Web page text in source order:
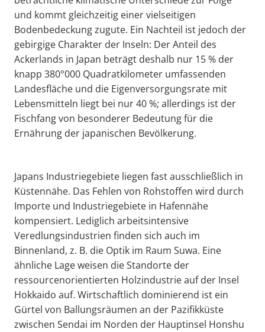
und kommt gleichzeitig einer vielseitigen
Bodenbedeckung zugute. Ein Nachteil ist jedoch der
gebirgige Charakter der Inseln: Der Anteil des
Ackerlands in Japan beträgt deshalb nur 15 % der
knapp 380°000 Quadratkilometer umfassenden
Landesfläche und die Eigenversorgungsrate mit
Lebensmitteln liegt bei nur 40 %; allerdings ist der
Fischfang von besonderer Bedeutung für die
Ernährung der japanischen Bevölkerung.
Japans Industriegebiete liegen fast ausschließlich in
Küstennähe. Das Fehlen von Rohstoffen wird durch
Importe und Industriegebiete in Hafennähe
kompensiert. Lediglich arbeitsintensive
Veredlungsindustrien finden sich auch im
Binnenland, z. B. die Optik im Raum Suwa. Eine
ähnliche Lage weisen die Standorte der
ressourcenorientierten Holzindustrie auf der Insel
Hokkaido auf. Wirtschaftlich dominierend ist ein
Gürtel von Ballungsräumen an der Pazifikküste
zwischen Sendai im Norden der Hauptinsel Honshu